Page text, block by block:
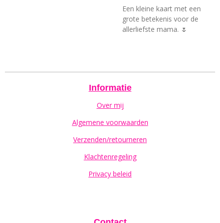
Een kleine kaart met een
grote betekenis voor de
allerliefste mama. 🌷
Informatie
Over mij
Algemene voorwaarden
Verzenden/retourneren
Klachtenregeling
Privacy beleid